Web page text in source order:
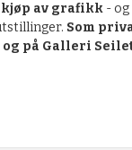
OG PERSONVERN
bedre
normalt om du
kjøp av grafikk -
Som
på Galleri